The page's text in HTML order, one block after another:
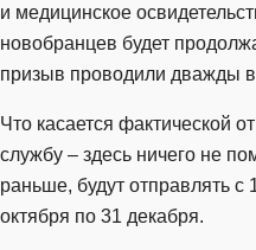
и медицинское
новобранцев будет
призыв проводили дважды в
Что касается фактической
службу – здесь ничего не
раньше, будут отправлять
октября по 31 декабря.